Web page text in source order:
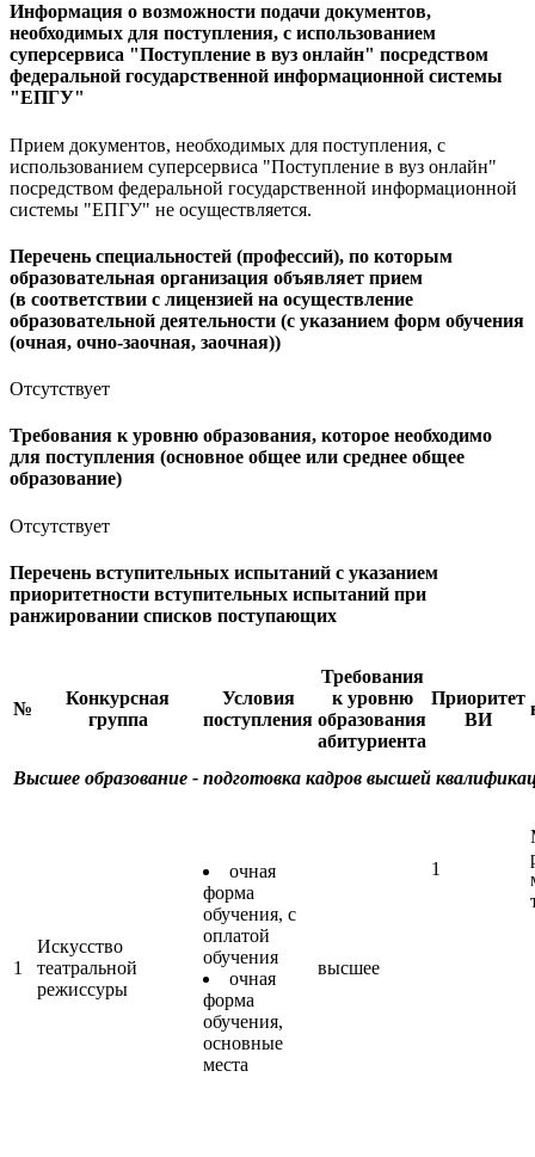
Информация о возможности подачи документов,
необходимых для поступления, с использованием
суперсервиса "Поступление в вуз онлайн" посредством
федеральной государственной информационной системы
"ЕПГУ"
Прием документов, необходимых для поступления, с
использованием суперсервиса "Поступление в вуз онлайн"
посредством федеральной государственной информационной
системы "ЕПГУ" не осуществляется.
Перечень специальностей (профессий), по которым
образовательная организация объявляет прием
(в соответствии с лицензией на осуществление
образовательной деятельности (с указанием форм обучения
(очная, очно-заочная, заочная))
Отсутствует
Требования к уровню образования, которое необходимо
для поступления (основное общее или среднее общее
образование)
Отсутствует
Перечень вступительных испытаний с указанием
приоритетности вступительных испытаний при
ранжировании списков поступающих
№
Конкурсная
группа
Условия
поступления
Требования
к уровню
образования
абитуриента
Приоритет
ВИ
Высшее образование - подготовка кадров высшей
1
Искусство
театральной
режиссуры
очная
форма
обучения, с
оплатой
обучения
очная
форма
обучения,
основные
места
высшее
1